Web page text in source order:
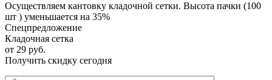
Осуществляем кантовку кладочной сетки. Высота пачки (100
шт ) уменьшается на 35%
Спецпредложение
Кладочная сетка
от 29 руб.
Получить скидку сегодня